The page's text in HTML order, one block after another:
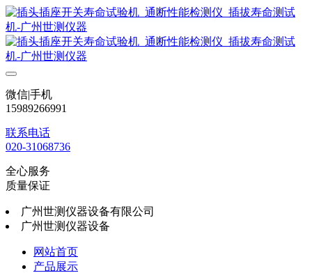
微信|手机
15989266991
联系电话
020-31068736
全心服务
质量保证
广州世测仪器设备有限公司
广州世测仪器设备
网站首页
产品展示